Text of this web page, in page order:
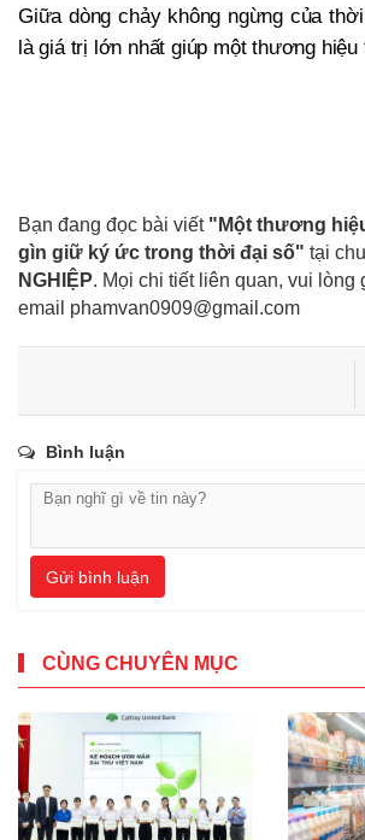
Giữa dòng chảy không ngừng của
là giá trị lớn nhất giúp một thương
Bạn đang đọc bài viết "Một thương
gìn giữ ký ức trong thời đại số" tại
NGHIỆP. Mọi chi tiết liên quan, vui lòng
email phamvan0909@gmail.com
Bình luận
Gửi bình luận
CÙNG CHUYÊN MỤC